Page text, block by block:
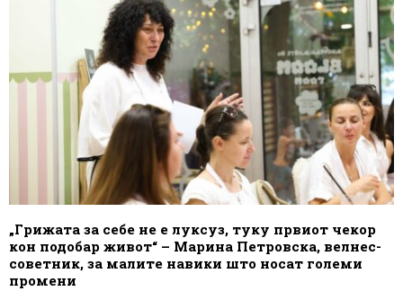
„Грижата за себе не е луксуз, туку првиот чекор
кон подобар живот“ – Марина Петровска, велнес-
советник, за малите навики што носат големи
промени